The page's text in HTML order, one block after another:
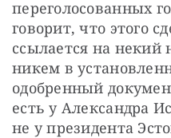
переголосованных
говорит, что этого
ссылается на
никем в
одобренный
есть у Александра
не у президента